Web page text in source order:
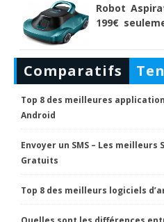
Robot
199€
Comparatifs
Top 8 des meilleures
Android
Envoyer un SMS – Les meilleurs
Gratuits
Top 8 des meilleurs logiciels